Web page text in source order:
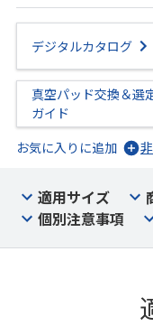
デジタルカタログ
真空パッド交換＆選
ガイド
お気に入りに追加
適用サイズ
個別注意事項